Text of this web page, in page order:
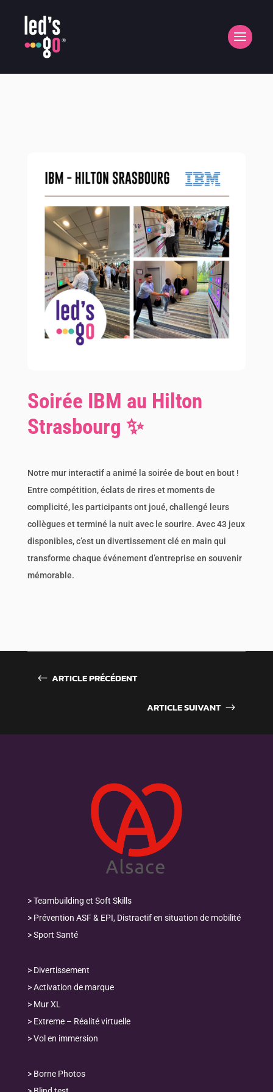
Soirée IBM au Hilton
Strasbourg ✨
Notre mur interactif a animé la soirée de bout en bout !
Entre compétition, éclats de rires et moments de
complicité, les participants ont joué, challengé leurs
collègues et terminé la nuit avec le sourire. Avec 43 jeux
disponibles, c’est un divertissement clé en main qui
transforme chaque événement d’entreprise en souvenir
mémorable.
# ARTICLE PRÉCÉDENT
ARTICLE SUIVANT $
>Teambuilding et Soft Skills
> Prévention ASF & EPI, Distractif en situation de mobilité
>Sport Santé
> Divertissement
>Activation de marque
> Mur XL
> Extreme – Réalité virtuelle
>Vol en immersion
> Borne Photos